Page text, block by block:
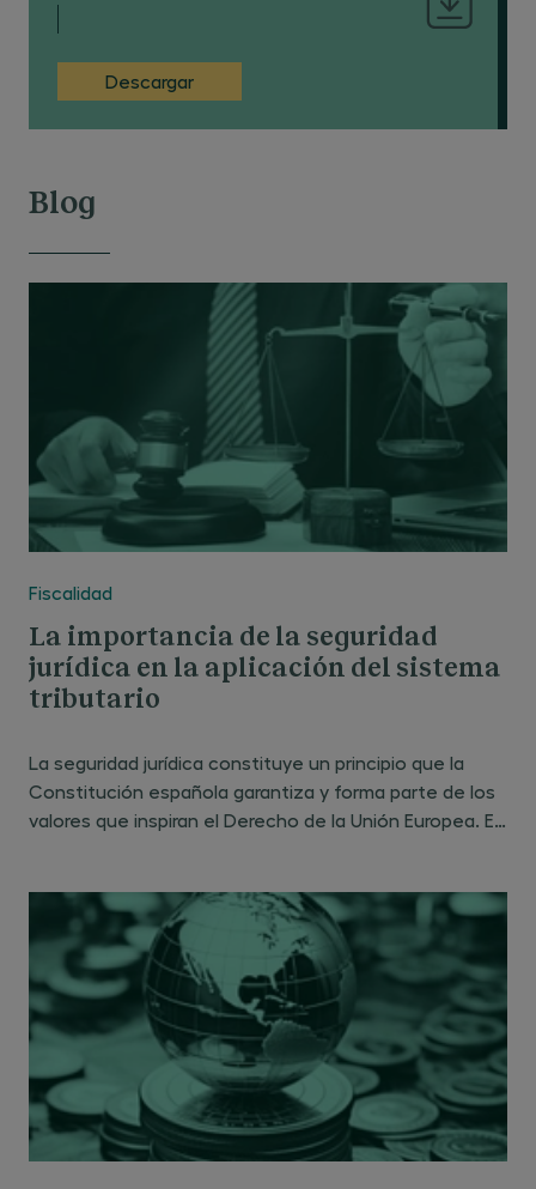
Descargar
Blog
Fiscalidad
La importancia de la seguridad
jurídica en la aplicación del sistema
tributario
La seguridad jurídica constituye un principio que la
Constitución española garantiza y forma parte de los
valores que inspiran el Derecho de la Unión Europea. El